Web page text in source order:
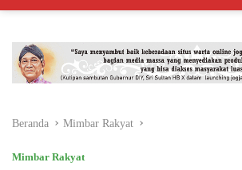
Beranda Mimbar Rakyat
Mimbar Rakyat